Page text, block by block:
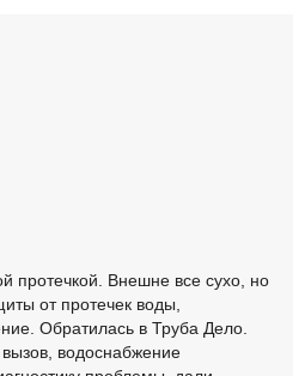
протечкой. Внешне все сухо, но
от протечек воды,
Обратилась в Труба Дело.
водоснабжение